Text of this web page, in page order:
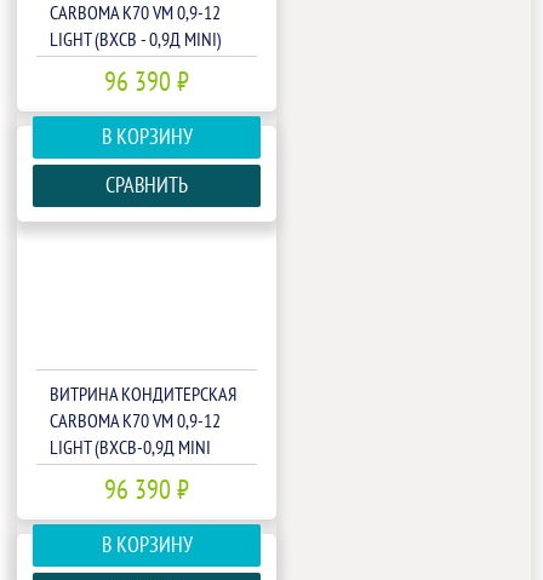
CARBOMA K70 VM 0,9-12
LIGHT (ВХСВ - 0,9Д MINI)
96 390 ₽
В КОРЗИНУ
СРАВНИТЬ
ВИТРИНА КОНДИТЕРСКАЯ
CARBOMA K70 VM 0,9-12
LIGHT (ВХСВ-0,9Д MINI
ТЕХНО)(1801938P)
96 390 ₽
В КОРЗИНУ